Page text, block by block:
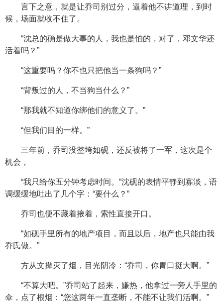
言下之意，就是让乔司别过分，逼着他不讲道理，到时
候，场面就收不住了。
“沈总的确是做大事的人，我也是怕的，对了，邓文华还
活着吗？”
“这重要吗？你不也只把他当一条狗吗？”
“背叛过的人，不当狗当什么？”
“那我就不知道你绑他们的意义了。”
“但我们目的一样。”
三年前，乔司没整垮如砚，还反被将了一军，这次是个
机会，
“我只给你五分钟考虑时间。”沈砚的表情平静到寡淡，语
调缓缓地吐出了几个字：“要什么？”
乔司也便不藏着掖着，索性直接开口。
“如砚手里所有的地产项目，而且以后，地产也只能由我
乔氏做。”
方从文撵灭了烟，目光阴冷：“乔司，你胃口挺大啊。”
“不算大吧。”乔司站了起来，嫌热，他拿过一旁人手里的
伞，点了根烟：“您这两年一直垄断，不能不让我们活啊。”